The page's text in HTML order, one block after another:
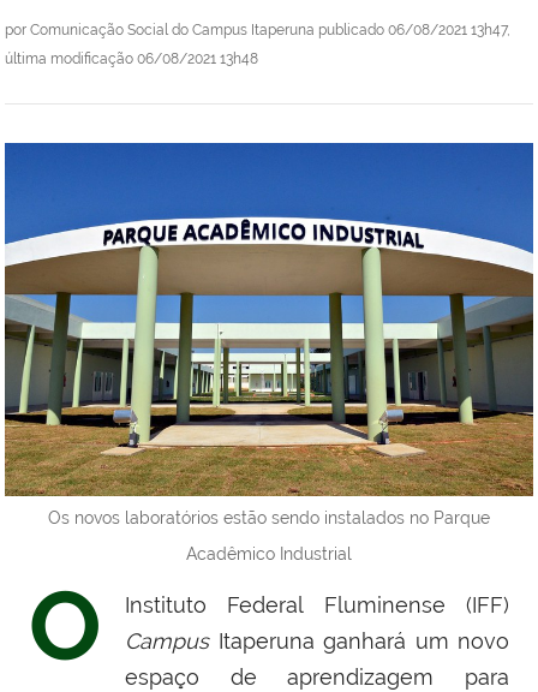
por Comunicação Social do Campus Itaperuna publicado 06/08/2021 13h47,
última modificação 06/08/2021 13h48
Os novos laboratórios estão sendo instalados no Parque
Acadêmico Industrial
O
Instituto Federal Fluminense (IFF)
CampusItaperuna ganhará um novo
espaço de aprendizagem para